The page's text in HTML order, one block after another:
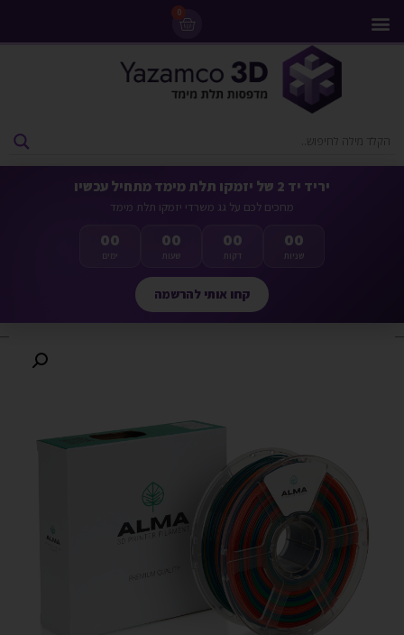
0
יריד יד 2 של יזמקו תלת מימד מתחיל עכשיו
מחכים לכם על גג משרדי יזמקו תלת מימד
00
ימים
00
שעות
00
דקות
00
שניות
קחו אותי להרשמה